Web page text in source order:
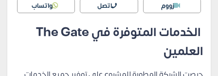
زووم اتصل واتساب
الخدمات المتوفرة في The Gate
العلمين